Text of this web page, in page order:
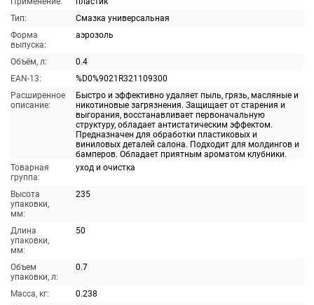
Тип:
Смазка универсальная
Форма
выпуска:
аэрозоль
Объём, л:
0.4
EAN-13:
%D0%9021R321109300
Расширенное
описание:
Быстро и эффективно удаляет пыль, грязь, масляные и
никотиновые загрязнения. Защищает от старения и
выгорания, восстанавливает первоначальную
структуру, обладает антистатическим эффектом.
Предназначен для обработки пластиковых и
виниловых деталей салона. Подходит для молдингов и
бамперов. Обладает приятным ароматом клубники.
Товарная
группа:
уход и очистка
Высота
упаковки,
мм:
235
Длина
упаковки,
мм:
50
Объем
упаковки, л:
0.7
Масса, кг:
0.238